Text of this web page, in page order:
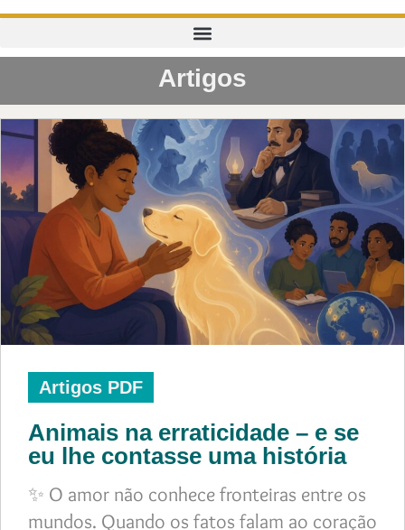
Artigos
Artigos PDF
Animais na erraticidade – e se
eu lhe contasse uma história
✨ O amor não conhece fronteiras entre os
mundos. Quando os fatos falam ao coração